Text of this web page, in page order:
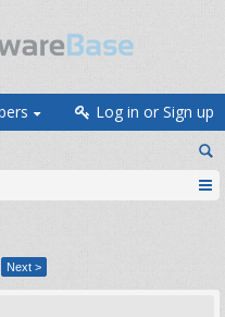
Log in or Sign up
IoT oprema
Next >